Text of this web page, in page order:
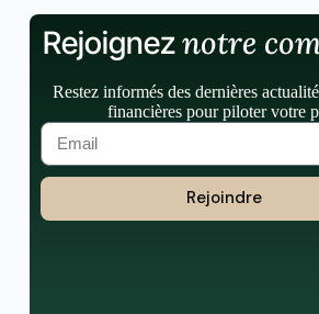
Rejoigneznotre
Restez informés des dernières
financières pour piloter votre
Rejoindre